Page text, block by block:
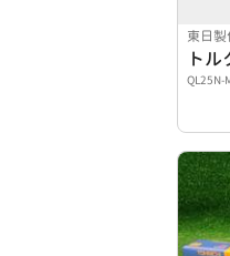
東日
ト
QL25N-